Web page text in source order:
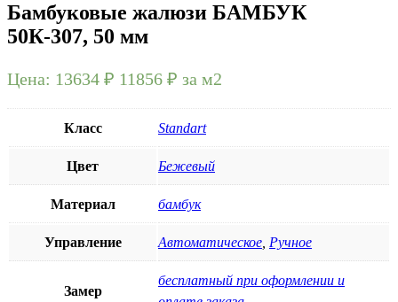
Бамбуковые жалюзи БАМБУК
50К-307, 50 мм
Цена: 13634 ₽ 11856 ₽ за м2
Класс Standart
Цвет Бежевый
Материал бамбук
Управление Автоматическое, Ручное
Замер
бесплатный при оформлении и